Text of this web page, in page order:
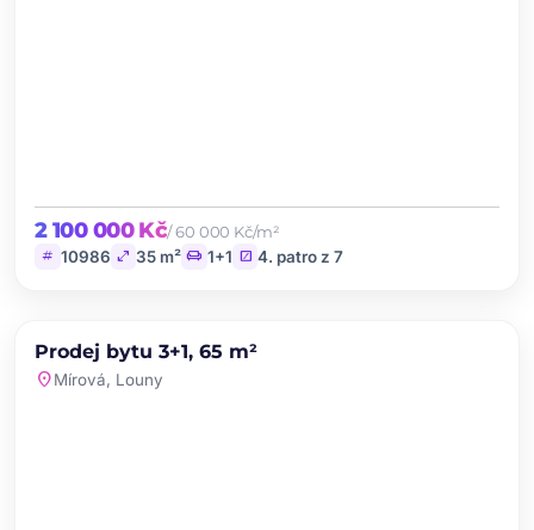
2 100 000 Kč/ 60 000 Kč/m²
tag 10986 open_in_full 35 m² chair 1+1 stairs 4. patro z 7
PRODEJ
Prodej bytu 3+1, 65 m²
location_onMírová, Louny